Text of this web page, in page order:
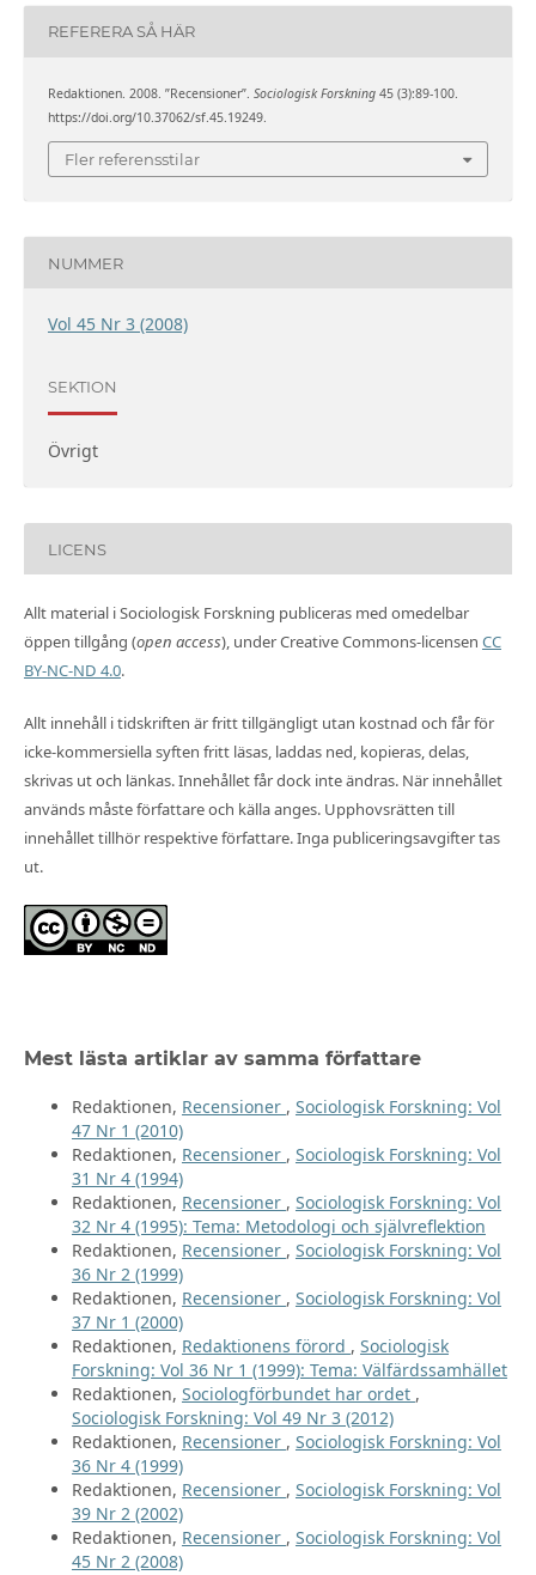
REFERERA SÅ HÄR
Redaktionen. 2008. ”Recensioner”. Sociologisk Forskning45 (3):89-100.
https://doi.org/10.37062/sf.45.19249.
Fler referensstilar
NUMMER
Vol 45 Nr 3 (2008)
SEKTION
Övrigt
LICENS
Allt material i Sociologisk Forskning publiceras med omedelbar
öppen tillgång (open access), under Creative Commons-licensen CC
BY-NC-ND 4.0.
Allt innehåll i tidskriften är fritt tillgängligt utan kostnad och får för
icke-kommersiella syften fritt läsas, laddas ned, kopieras, delas,
skrivas ut och länkas. Innehållet får dock inte ändras. När innehållet
används måste författare och källa anges. Upphovsrätten till
innehållet tillhör respektive författare. Inga publiceringsavgifter tas
ut.
Mest lästa artiklar av samma författare
Redaktionen, Recensioner , Sociologisk Forskning: Vol
47 Nr 1 (2010)
Redaktionen, Recensioner , Sociologisk Forskning: Vol
31 Nr 4 (1994)
Redaktionen, Recensioner , Sociologisk Forskning: Vol
32 Nr 4 (1995): Tema: Metodologi och självreflektion
Redaktionen, Recensioner , Sociologisk Forskning: Vol
36 Nr 2 (1999)
Redaktionen, Recensioner , Sociologisk Forskning: Vol
37 Nr 1 (2000)
Redaktionen, Redaktionens förord , Sociologisk
Forskning: Vol 36 Nr 1 (1999): Tema: Välfärdssamhället
Redaktionen, Sociologförbundet har ordet ,
Sociologisk Forskning: Vol 49 Nr 3 (2012)
Redaktionen, Recensioner , Sociologisk Forskning: Vol
36 Nr 4 (1999)
Redaktionen, Recensioner , Sociologisk Forskning: Vol
39 Nr 2 (2002)
Redaktionen, Recensioner , Sociologisk Forskning: Vol
45 Nr 2 (2008)